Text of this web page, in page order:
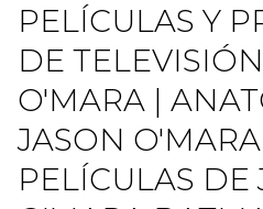
PELÍCULAS Y
DE
O'MARA |
JASON O'MARA
PELÍCULAS DE